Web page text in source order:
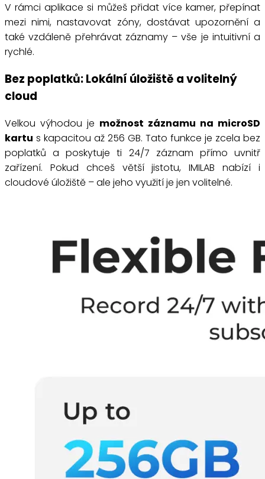
V rámci aplikace si můžeš přidat více kamer, přepínat
mezi nimi, nastavovat zóny, dostávat upozornění a
také vzdáleně přehrávat záznamy – vše je intuitivní a
rychlé.
Bez poplatků: Lokální úložiště a volitelný
cloud
Velkou výhodou je možnost záznamu na microSD
kartu s kapacitou až 256 GB. Tato funkce je zcela bez
poplatků a poskytuje ti 24/7 záznam přímo uvnitř
zařízení. Pokud chceš větší jistotu, IMILAB nabízí i
cloudové úložiště – ale jeho využití je jen volitelné.